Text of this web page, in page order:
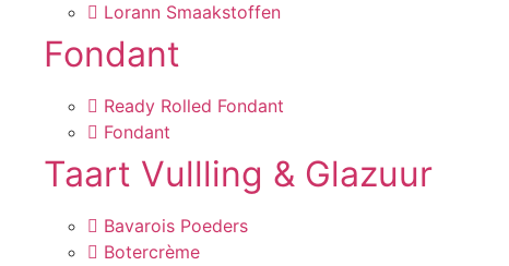
Lorann Smaakstoffen
Fondant
Ready Rolled Fondant
Fondant
Taart Vullling & Glazuur
Bavarois Poeders
Botercrème